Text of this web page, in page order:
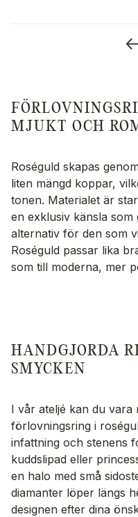
MJUKT OCH
Roséguld skapas
liten mängd koppar,
tonen. Materialet är
en exklusiv känsla
alternativ för den som
Roséguld passar lika
som till moderna, mer
HANDGJORDA
SMYCKEN
I vår ateljé kan du vara
förlovningsring i
infattning och stenens
kuddslipad eller
en halo med små
diamanter löper längs
designen efter dina